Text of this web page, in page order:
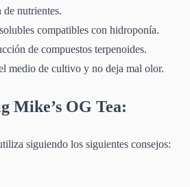
nutrientes.
compatibles con hidroponía.
de compuestos terpenoides.
medio de cultivo y no deja mal olor.
Mike’s OG Tea:
siguiendo los siguientes consejos: